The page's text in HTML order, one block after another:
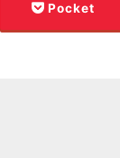
Pocket